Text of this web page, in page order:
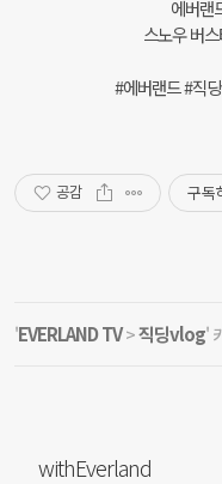
에버랜
스노우 버
#에버랜드 #직
공감 구독
'EVERLAND TV>직딩vlog'
withEverland